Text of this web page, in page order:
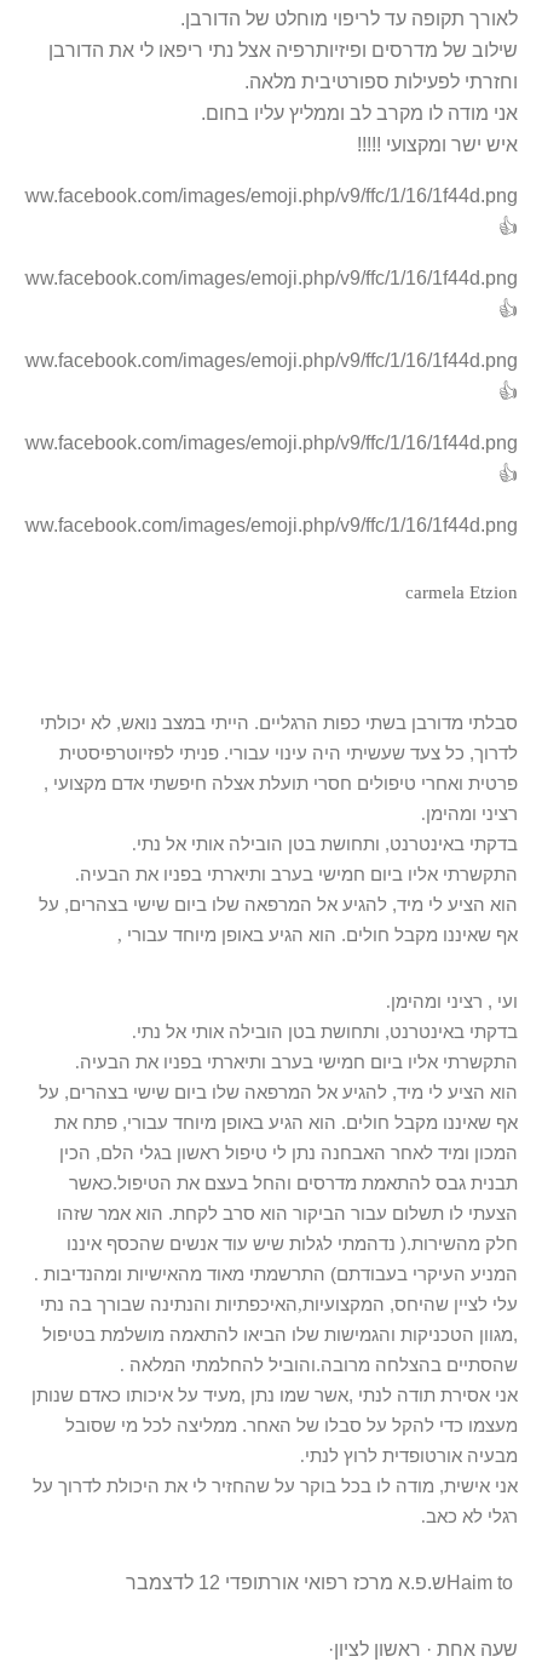
לאורך תקופה עד לריפוי מוחלט של הדורבן.
שילוב של מדרסים ופיזיותרפיה אצל נתי ריפאו לי את הדורבן
וחזרתי לפעילות ספורטיבית מלאה.
אני מודה לו מקרב לב וממליץ עליו בחום.
איש ישר ומקצועי !!!!!
👍
👍
👍
👍
carmela Etzion
סבלתי מדורבן בשתי כפות הרגליים. הייתי במצב נואש, לא יכולתי
לדרוך, כל צעד שעשיתי היה עינוי עבורי. פניתי לפזיוטרפיסטית
פרטית ואחרי טיפולים חסרי תועלת אצלה חיפשתי אדם מקצועי ,
רציני ומהימן.
בדקתי באינטרנט, ותחושת בטן הובילה אותי אל נתי.
התקשרתי אליו ביום חמישי בערב ותיארתי בפניו את הבעיה.
הוא הציע לי מיד, להגיע אל המרפאה שלו ביום שישי בצהרים, על
אף שאיננו מקבל חולים. הוא הגיע באופן מיוחד עבורי ,
ועי , רציני ומהימן.
בדקתי באינטרנט, ותחושת בטן הובילה אותי אל נתי.
התקשרתי אליו ביום חמישי בערב ותיארתי בפניו את הבעיה.
הוא הציע לי מיד, להגיע אל המרפאה שלו ביום שישי בצהרים, על
אף שאיננו מקבל חולים. הוא הגיע באופן מיוחד עבורי, פתח את
המכון ומיד לאחר האבחנה נתן לי טיפול ראשון בגלי הלם, הכין
תבנית גבס להתאמת מדרסים והחל בעצם את הטיפול.כאשר
הצעתי לו תשלום עבור הביקור הוא סרב לקחת. הוא אמר שזהו
חלק מהשירות.( נדהמתי לגלות שיש עוד אנשים שהכסף איננו
המניע העיקרי בעבודתם) התרשמתי מאוד מהאישיות ומהנדיבות .
עלי לציין שהיחס, המקצועיות,האיכפתיות והנתינה שבורך בה נתי
,מגוון הטכניקות והגמישות שלו הביאו להתאמה מושלמת בטיפול
שהסתיים בהצלחה מרובה.והוביל להחלמתי המלאה .
אני אסירת תודה לנתי ,אשר שמו נתן ,מעיד על איכותו כאדם שנותן
מעצמו כדי להקל על סבלו של האחר. ממליצה לכל מי שסובל
מבעיה אורטופדית לרוץ לנתי.
אני אישית, מודה לו בכל בוקר על שהחזיר לי את היכולת לדרוך על
רגלי לא כאב.
Haim toש.פ.א מרכז רפואי אורתופדי 12 לדצמבר
שעה אחת · ראשון לציון·